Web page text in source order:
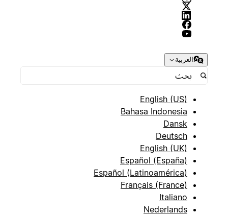
العربية
English (US)
Bahasa Indonesia
Dansk
Deutsch
English (UK)
Español (España)
Español (Latinoamérica)
Français (France)
Italiano
Nederlands